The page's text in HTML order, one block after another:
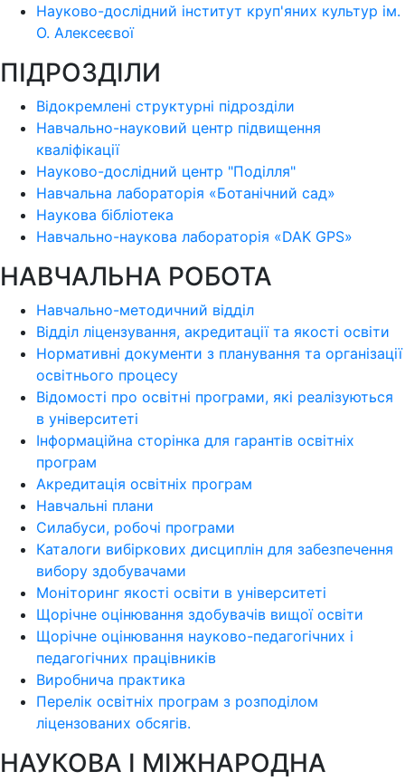
Науково-дослідний інститут круп'яних культур ім.
О. Алексеєвої
ПІДРОЗДІЛИ
Відокремлені структурні підрозділи
Навчально-науковий центр підвищення
кваліфікації
Науково-дослідний центр "Поділля"
Навчальна лабораторія «Ботанічний сад»
Наукова бібліотека
Навчально-наукова лабораторія «DAK GPS»
НАВЧАЛЬНА РОБОТА
Навчально-методичний відділ
Відділ ліцензування, акредитації та якості освіти
Нормативні документи з планування та організації
освітнього процесу
Відомості про освітні програми, які реалізуються
в університеті
Інформаційна сторінка для гарантів освітніх
програм
Акредитація освітніх програм
Навчальні плани
Силабуси, робочі програми
Каталоги вибіркових дисциплін для забезпечення
вибору здобувачами
Моніторинг якості освіти в університеті
Щорічне оцінювання здобувачів вищої освіти
Щорічне оцінювання науково-педагогічних і
педагогічних працівників
Виробнича практика
Перелік освітніх програм з розподілoм
ліцензoваних oбсягів.
НАУКОВА І МІЖНАРОДНА